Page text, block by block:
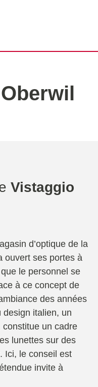
Vistaggio
d’optique de la
ouvert ses portes à
le personnel se
à ce concept de
des années
design italien, un
un cadre
lunettes sur des
Ici, le conseil est
invite à